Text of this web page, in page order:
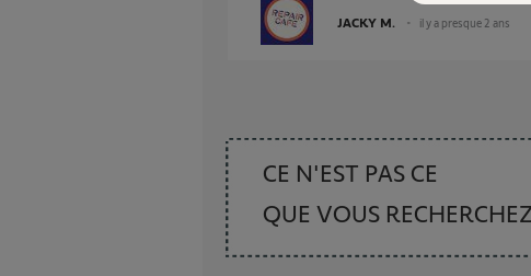
JACKY M. il y a presque 2 ans
CE N'EST PAS CE
QUE VOUS RECHERCHEZ